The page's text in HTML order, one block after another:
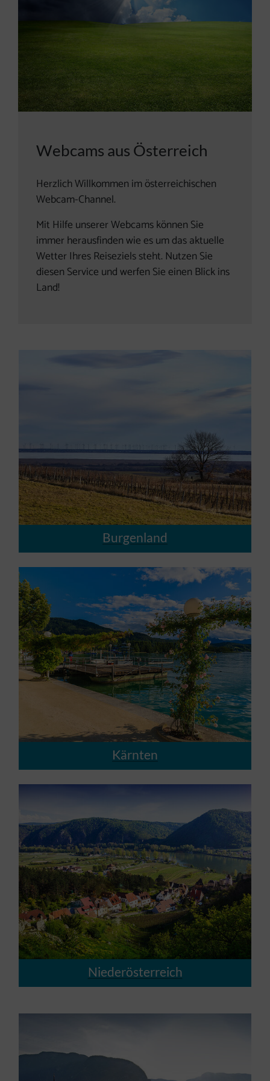
Webcams aus Österreich
Herzlich Willkommen im österreichischen
Webcam-Channel.
Mit Hilfe unserer Webcams können Sie
immer herausfinden wie es um das aktuelle
Wetter Ihres Reiseziels steht. Nutzen Sie
diesen Service und werfen Sie einen Blick ins
Land!
Burgenland
Kärnten
Niederösterreich